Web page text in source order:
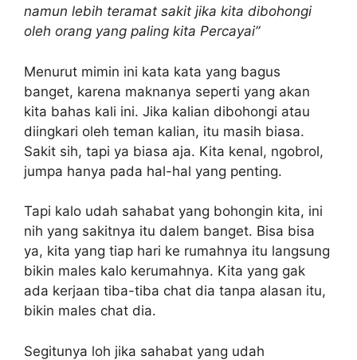
namun lebih teramat sakit jika kita dibohongi
oleh orang yang paling kita Percayai”
Menurut mimin ini kata kata yang bagus
banget, karena maknanya seperti yang akan
kita bahas kali ini. Jika kalian dibohongi atau
diingkari oleh teman kalian, itu masih biasa.
Sakit sih, tapi ya biasa aja. Kita kenal, ngobrol,
jumpa hanya pada hal-hal yang penting.
Tapi kalo udah sahabat yang bohongin kita, ini
nih yang sakitnya itu dalem banget. Bisa bisa
ya, kita yang tiap hari ke rumahnya itu langsung
bikin males kalo kerumahnya. Kita yang gak
ada kerjaan tiba-tiba chat dia tanpa alasan itu,
bikin males chat dia.
Segitunya loh jika sahabat yang udah